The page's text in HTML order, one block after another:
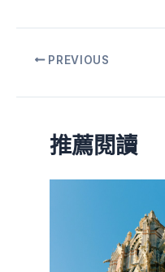
PREVIOUS
推薦閱讀